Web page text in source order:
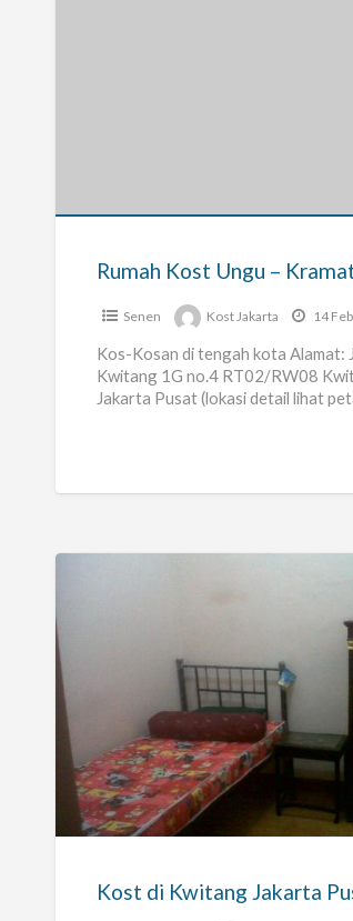
Senen
Senen Kost Jakarta 14
Kos-Kosan di tengah kota Alamat:
Kwitang 1G no.4 RT02/RW08
Jakarta Pusat (lokasi detail lihat
Kost
Kwitang
Jakarta